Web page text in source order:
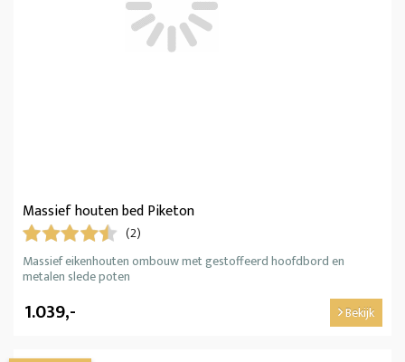
Massief houten bed Piketon
(2)
Massief eikenhouten ombouw met gestoffeerd hoofdbord en
metalen slede poten
1.039,- Bekijk